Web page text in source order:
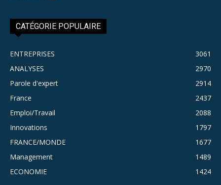
CATÉGORIE POPULAIRE
ENTREPRISES
3061
ANALYSES
2970
Parole d'expert
2914
France
2437
Emploi/Travail
2088
Innovations
1797
FRANCE/MONDE
1677
Management
1489
ECONOMIE
1424